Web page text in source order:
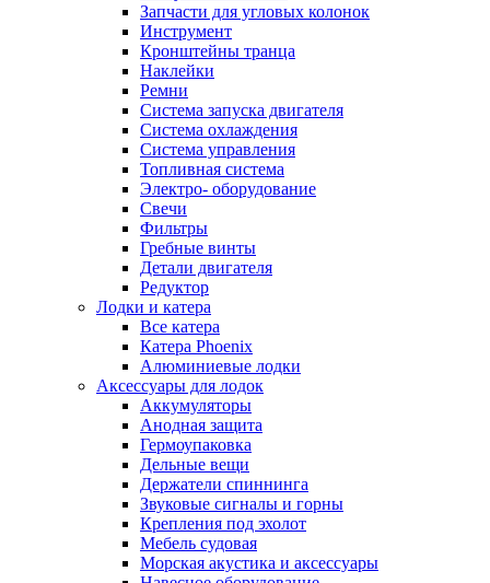
Запчасти для угловых колонок
Инструмент
Кронштейны транца
Наклейки
Ремни
Система запуска двигателя
Система охлаждения
Система управления
Топливная система
Электро- оборудование
Свечи
Фильтры
Гребные винты
Детали двигателя
Редуктор
Лодки и катера
Все катера
Катера Phoenix
Алюминиевые лодки
Аксессуары для лодок
Аккумуляторы
Анодная защита
Гермоупаковка
Дельные вещи
Держатели спиннинга
Звуковые сигналы и горны
Крепления под эхолот
Мебель судовая
Морская акустика и аксессуары